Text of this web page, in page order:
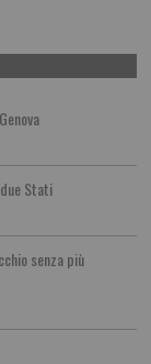
Stati
senza più